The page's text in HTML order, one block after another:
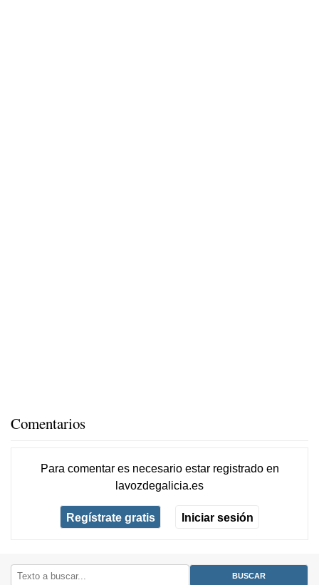
Comentarios
Para comentar es necesario estar registradoen
lavozdegalicia.es
Regístrate gratis Iniciar sesión